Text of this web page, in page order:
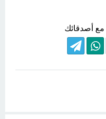
أصدقائك